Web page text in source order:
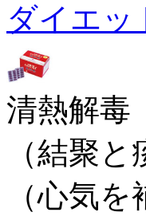
ダイエッ
清熱解毒
（結聚
（心気